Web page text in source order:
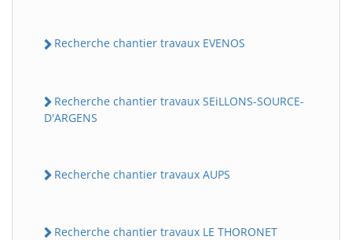
Recherche chantier travaux EVENOS
Recherche chantier travaux SEiLLONS-SOURCE-
D'ARGENS
Recherche chantier travaux AUPS
Recherche chantier travaux LE THORONET